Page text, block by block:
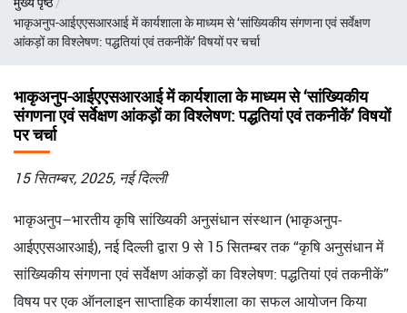
चिन्ह
भाकृअनुप-आईएएसआरआई में कार्यशाला के माध्यम से ‘सांख्यिकीय संगणना एवं सर्वेक्षण
आंकड़ों का विश्लेषण: पद्धतियां एवं तकनीकें’ विषयों पर चर्चा
भाकृअनुप-आईएएसआरआई में कार्यशाला के माध्यम से ‘सांख्यिकीय
संगणना एवं सर्वेक्षण आंकड़ों का विश्लेषण: पद्धतियां एवं तकनीकें’ विषयों
पर चर्चा
15 सितम्बर, 2025, नई दिल्ली
भाकृअनुप–भारतीय कृषि सांख्यिकी अनुसंधान संस्थान (भाकृअनुप-
आईएएसआरआई), नई दिल्ली द्वारा 9 से 15 सितम्बर तक “कृषि अनुसंधान में
सांख्यिकीय संगणना एवं सर्वेक्षण आंकड़ों का विश्लेषण: पद्धतियां एवं तकनीकें”
विषय पर एक ऑनलाइन साप्ताहिक कार्यशाला का सफल आयोजन किया